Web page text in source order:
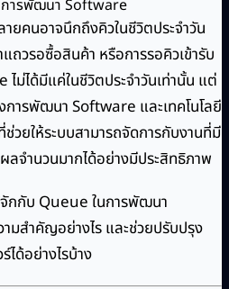
ยคนอาจนึกถึงคิวในชีวิตประจำวัน
ถวรอซื้อสินค้า หรือการรอคิวเข้ารับ
ม่ได้มีแค่ในชีวิตประจำวันเท่านั้น แต่
ารพัฒนา Software และเทคโนโลยี
วยให้ระบบสามารถจัดการกับงานที่มี
ลจำนวนมากได้อย่างมีประสิทธิภาพ
จักกับ Queue ในการพัฒนา
มสำคัญอย่างไร และช่วยปรับปรุง
ด้อย่างไรบ้าง